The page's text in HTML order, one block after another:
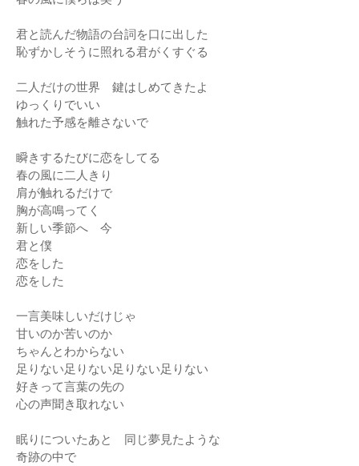
君と読んだ物語の台詞を口に出した
恥ずかしそうに照れる君がくすぐる
二人だけの世界 鍵はしめてきたよ
ゆっくりでいい
触れた予感を離さないで
瞬きするたびに恋をしてる
春の風に二人きり
肩が触れるだけで
胸が高鳴ってく
新しい季節へ 今
君と僕
恋をした
恋をした
一言美味しいだけじゃ
甘いのか苦いのか
ちゃんとわからない
足りない足りない足りない足りない
好きって言葉の先の
心の声聞き取れない
眠りについたあと 同じ夢見たような
奇跡の中で